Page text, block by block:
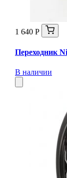
1 640 Р
Переходник
В наличии